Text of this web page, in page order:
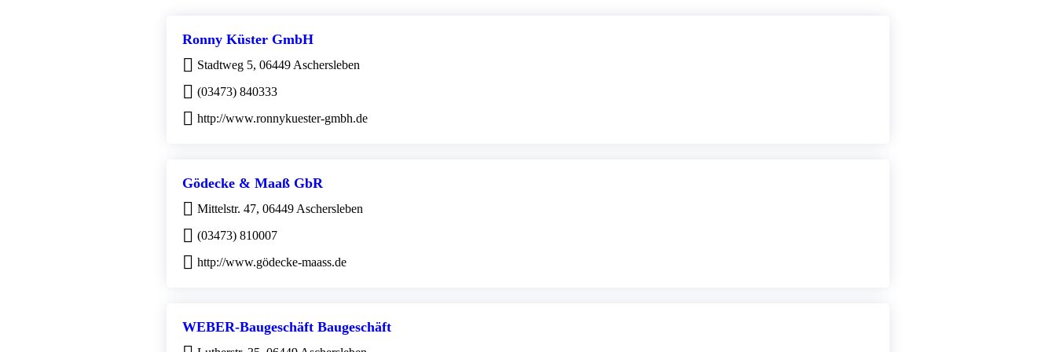
Ronny Küster GmbH
Stadtweg 5, 06449 Aschersleben
(03473) 840333
http://www.ronnykuester-gmbh.de
Gödecke & Maaß GbR
Mittelstr. 47, 06449 Aschersleben
(03473) 810007
http://www.gödecke-maass.de
WEBER-Baugeschäft Baugeschäft